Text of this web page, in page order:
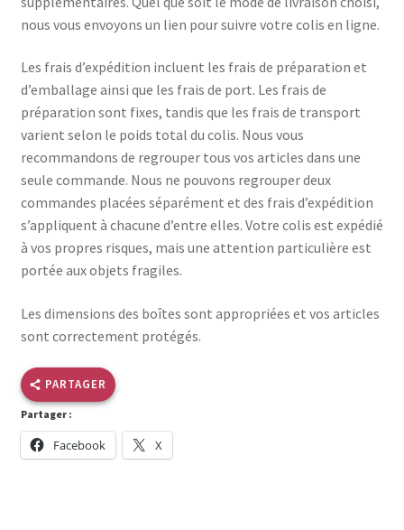
nous vous envoyons un lien pour suivre votre colis en ligne.
Les frais d’expédition incluent les frais de préparation et
d’emballage ainsi que les frais de port. Les frais de
préparation sont fixes, tandis que les frais de transport
varient selon le poids total du colis. Nous vous
recommandons de regrouper tous vos articles dans une
seule commande. Nous ne pouvons regrouper deux
commandes placées séparément et des frais d’expédition
s’appliquent à chacune d’entre elles. Votre colis est expédié
à vos propres risques, mais une attention particulière est
portée aux objets fragiles.
Les dimensions des boîtes sont appropriées et vos articles
sont correctement protégés.
PARTAGER
Partager :
Facebook X